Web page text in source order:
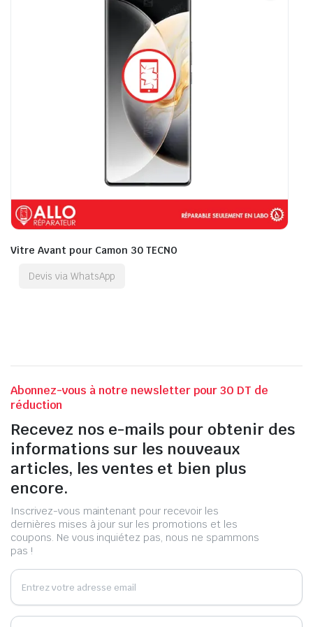
Vitre Avant pour Camon 30 TECNO
Devis via WhatsApp
Abonnez-vous à notre newsletter pour 30 DT de
réduction
Recevez nos e-mails pour obtenir des
informations sur les nouveaux
articles, les ventes et bien plus
encore.
Inscrivez-vous maintenant pour recevoir les
dernières mises à jour sur les promotions et les
coupons. Ne vous inquiétez pas, nous ne spammons
pas !